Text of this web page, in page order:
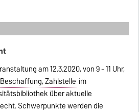
am 12.3.2020, von 9 - 11 Uhr,
Zahlstelle im
über aktuelle
Schwerpunkte werden die